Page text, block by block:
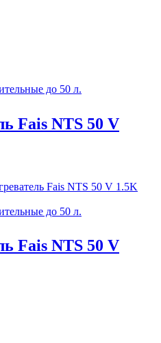
до 50 л.
Fais NTS 50 V
до 50 л.
Fais NTS 50 V